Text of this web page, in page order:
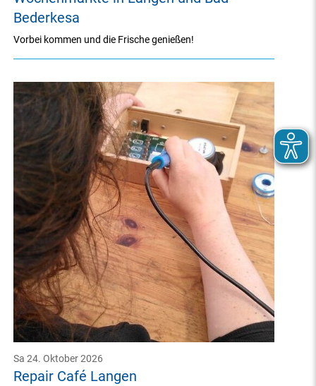
Bederkesa
Vorbei kommen und die Frische genießen!
Repair Café Langen
Sa 24. Oktober 2026